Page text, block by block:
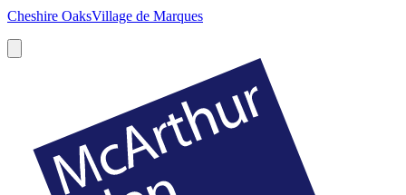
Cheshire OaksVillage de Marques